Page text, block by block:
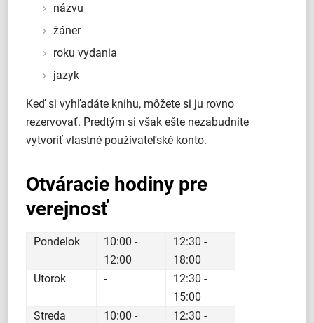
názvu
žáner
roku vydania
jazyk
Keď si vyhľadáte knihu, môžete si ju rovno
rezervovať. Predtým si však ešte nezabudnite
vytvoriť vlastné používateľské konto.
Otváracie hodiny pre
verejnosť
Pondelok
10:00 -
12:00
12:30 -
18:00
Utorok
-
12:30 -
15:00
Streda
10:00 -
12:30 -